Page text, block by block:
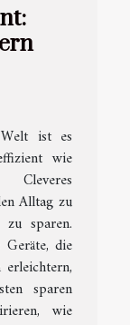
ist es
wie
Alltag zu
sparen.
die
sparen
wie